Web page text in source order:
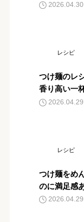
2026.04.30
レシピ
つけ麺のレ
香り高い一
2026.04.29
レシピ
つけ麺をめ
のに満足感
2026.04.29